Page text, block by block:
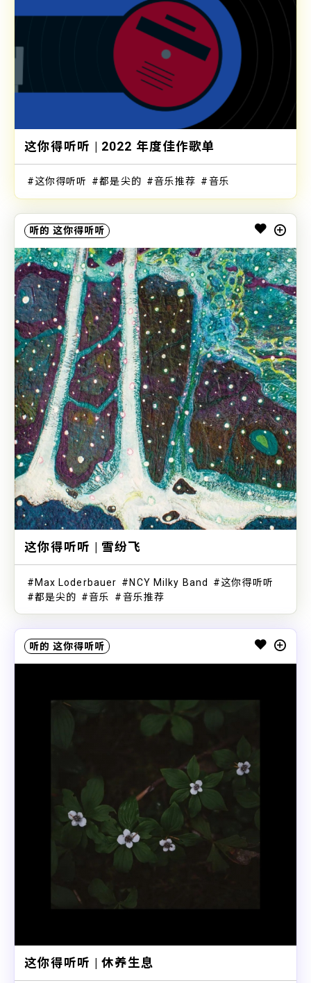
这你得听听 | 2022 年度佳作歌单
这你得听听 都是尖的 音乐推荐 音乐
听的 这你得听听
这你得听听 | 雪纷飞
Max Loderbauer NCY Milky Band
这你得听听
都是尖的
音乐 音乐推荐
听的 这你得听听
这你得听听 | 休养生息